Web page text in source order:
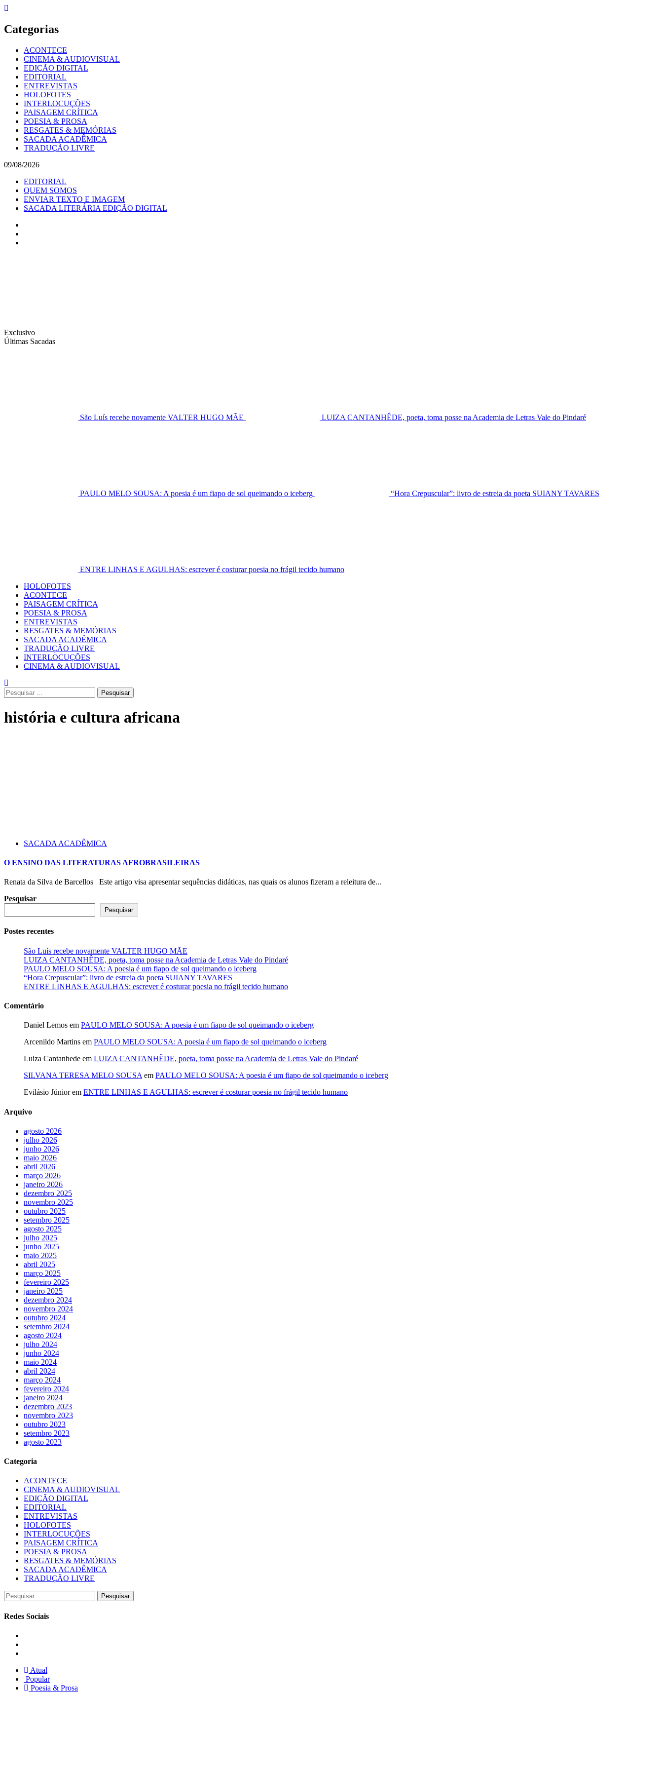
Skip
content
Categorias
ACONTECE
CINEMA & AUDIOVISUAL
EDIÇÃO DIGITAL
EDITORIAL
ENTREVISTAS
HOLOFOTES
INTERLOCUÇÕES
PAISAGEM CRÍTICA
POESIA & PROSA
RESGATES & MEMÓRIAS
SACADA ACADÊMICA
TRADUÇÃO LIVRE
09/08/2026
EDITORIAL
QUEM SOMOS
ENVIAR TEXTO E IMAGEM
SACADA LITERÁRIA EDIÇÃO DIGITAL
Exclusivo
Últimas Sacadas
São Luís recebe novamente VALTER HUGO MÃE LUIZA CANTANHÊDE, poeta, toma posse na Academia de Letras Vale do Pindaré
PAULO MELO SOUSA: A poesia é um fiapo de sol queimando o iceberg “Hora Crepuscular”: livro de estreia da poeta SUIANY TAVARES
ENTRE LINHAS E AGULHAS: escrever é costurar poesia no frágil tecido humano
Primary
Menu
HOLOFOTES
ACONTECE
PAISAGEM CRÍTICA
POESIA & PROSA
ENTREVISTAS
RESGATES & MEMÓRIAS
SACADA ACADÊMICA
TRADUÇÃO LIVRE
INTERLOCUÇÕES
CINEMA & AUDIOVISUAL
Pesquisar
por:
história e cultura africana
SACADA ACADÊMICA
O ENSINO DAS LITERATURAS AFROBRASILEIRAS
Renata da Silva de Barcellos Este artigo visa apresentar sequências didáticas, nas quais os alunos fizeram a releitura de...
Pesquisar
Pesquisar
Postes recentes
São Luís recebe novamente VALTER HUGO MÃE
LUIZA CANTANHÊDE, poeta, toma posse na Academia de Letras Vale do Pindaré
PAULO MELO SOUSA: A poesia é um fiapo de sol queimando o iceberg
“Hora Crepuscular”: livro de estreia da poeta SUIANY TAVARES
ENTRE LINHAS E AGULHAS: escrever é costurar poesia no frágil tecido humano
Comentário
Daniel Lemos em PAULO MELO SOUSA: A poesia é um fiapo de sol queimando o iceberg
Arcenildo Martins em PAULO MELO SOUSA: A poesia é um fiapo de sol queimando o iceberg
Luiza Cantanhede em LUIZA CANTANHÊDE, poeta, toma posse na Academia de Letras Vale do Pindaré
SILVANA TERESA MELO SOUSA em PAULO MELO SOUSA: A poesia é um fiapo de sol queimando o iceberg
Evilásio Júniorem ENTRE LINHAS E AGULHAS: escrever é costurar poesia no frágil tecido humano
Arquivo
agosto 2026
julho 2026
junho 2026
maio 2026
abril 2026
março 2026
janeiro 2026
dezembro 2025
novembro 2025
outubro 2025
setembro 2025
agosto 2025
julho 2025
junho 2025
maio 2025
abril 2025
março 2025
fevereiro 2025
janeiro 2025
dezembro 2024
novembro 2024
outubro 2024
setembro 2024
agosto 2024
julho 2024
junho 2024
maio 2024
abril 2024
março 2024
fevereiro 2024
janeiro 2024
dezembro 2023
novembro 2023
outubro 2023
setembro 2023
agosto 2023
Categoria
ACONTECE
CINEMA & AUDIOVISUAL
EDIÇÃO DIGITAL
EDITORIAL
ENTREVISTAS
HOLOFOTES
INTERLOCUÇÕES
PAISAGEM CRÍTICA
POESIA & PROSA
RESGATES & MEMÓRIAS
SACADA ACADÊMICA
TRADUÇÃO LIVRE
Pesquisar
por:
Redes Sociais
Atual
Popular
Poesia & Prosa